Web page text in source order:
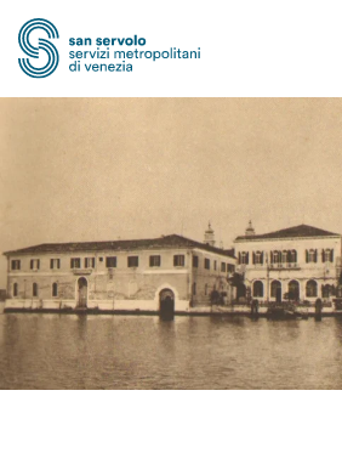
Skip to main content